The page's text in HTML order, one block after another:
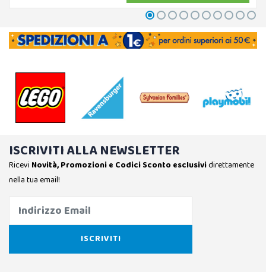
ISCRIVITI ALLA NEWSLETTER
Ricevi Novità, Promozioni e Codici Sconto esclusividirettamente
nella tua email!